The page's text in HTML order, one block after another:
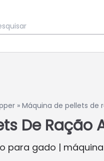
» Máquina de pellets de
De Ração
para gado |